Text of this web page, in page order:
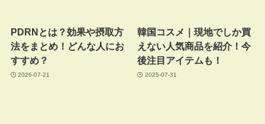
PDRNとは？効果や摂取方
法をまとめ！どんな人にお
すすめ？
2026-07-21
韓国コスメ｜現地でしか買
えない人気商品を紹介！今
後注目アイテムも！
2025-07-31